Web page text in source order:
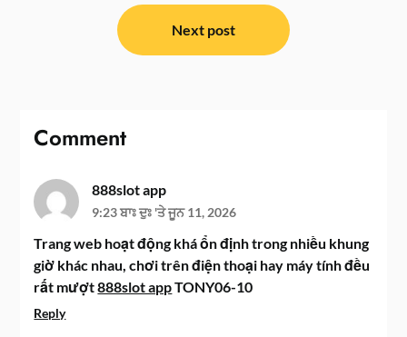
Next post
Comment
888slot app
9:23 ਬਾਃ ਦੁਃ 'ਤੇ ਜੂਨ 11, 2026
Trang web hoạt động khá ổn định trong nhiều khung
giờ khác nhau, chơi trên điện thoại hay máy tính đều
rất mượt888slot appTONY06-10
Reply